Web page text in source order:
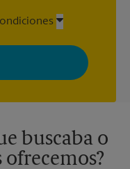
de The UPS
y mensajes
baja en cualquier
nuestra política de
buscaba o
ofrecemos?